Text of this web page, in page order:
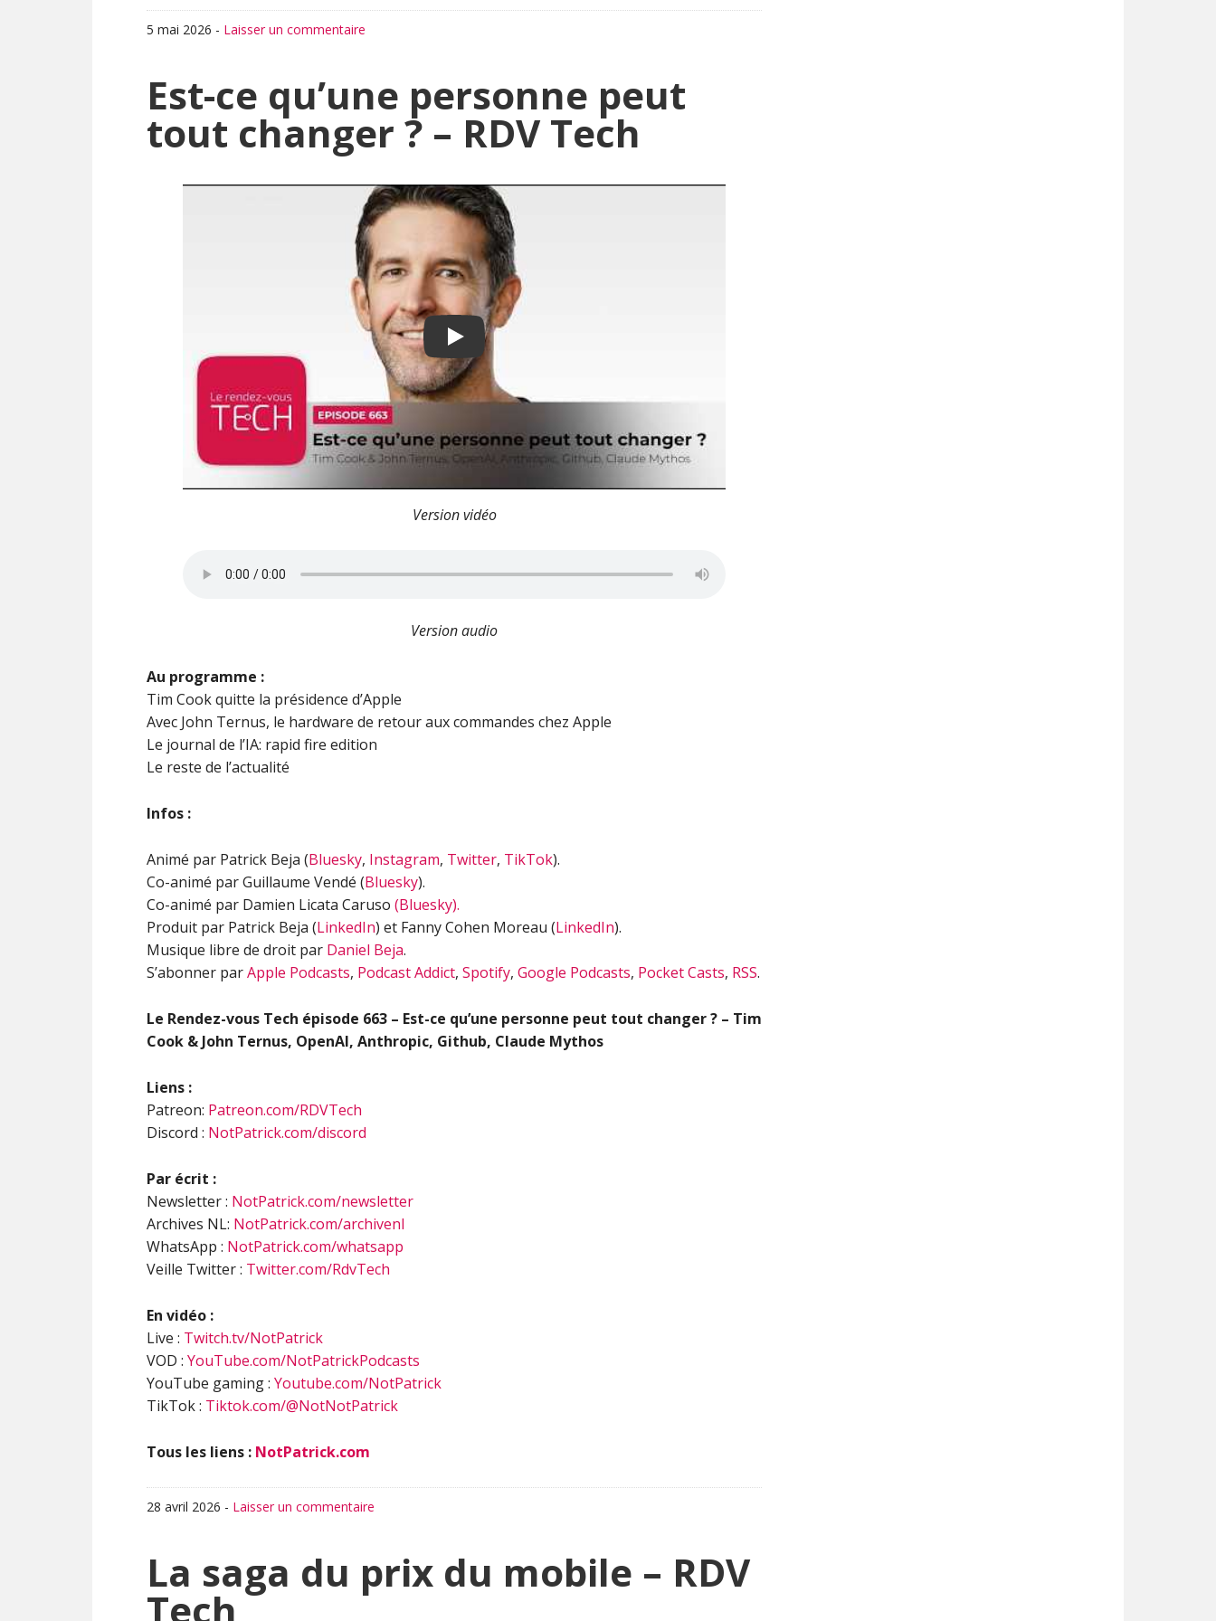
5 mai 2026 - Laisser un commentaire
Est-ce qu’une personne peut
tout changer ? – RDV Tech
Play
Version vidéo
Version audio
Au programme :
Tim Cook quitte la présidence d’Apple
Avec John Ternus, le hardware de retour aux commandes chez Apple
Le journal de l’IA: rapid fire edition
Le reste de l’actualité
Infos :
Animé par Patrick Beja (Bluesky, Instagram, Twitter, TikTok).
Co-animé par Guillaume Vendé (Bluesky).
Co-animé par Damien Licata Caruso (Bluesky).
Produit par Patrick Beja (LinkedIn) et Fanny Cohen Moreau (LinkedIn).
Musique libre de droit par Daniel Beja.
S’abonner parApple Podcasts, Podcast Addict, Spotify, Google Podcasts, Pocket Casts, RSS.
Le Rendez-vous Tech épisode 663 – Est-ce qu’une personne peut tout changer ? – Tim
Cook & John Ternus, OpenAI, Anthropic, Github, Claude Mythos
Liens :
Patreon: Patreon.com/RDVTech
Discord : NotPatrick.com/discord
Par écrit :
Newsletter : NotPatrick.com/newsletter
Archives NL: NotPatrick.com/archivenl
WhatsApp : NotPatrick.com/whatsapp
Veille Twitter : Twitter.com/RdvTech
En vidéo :
Live : Twitch.tv/NotPatrick
VOD : YouTube.com/NotPatrickPodcasts
YouTube gaming : Youtube.com/NotPatrick
TikTok : Tiktok.com/@NotNotPatrick
Tous les liens : NotPatrick.com
28 avril 2026 - Laisser un commentaire
La saga du prix du mobile – RDV
Tech